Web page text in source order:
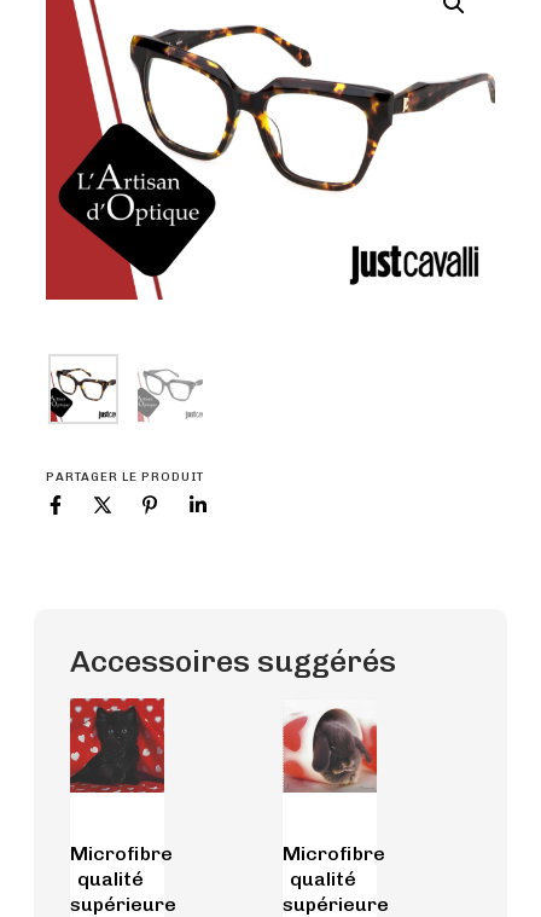
PARTAGER LE PRODUIT
Accessoires suggérés
Microfibre
qualité
supérieure
Microfibre
qualité
supérieure